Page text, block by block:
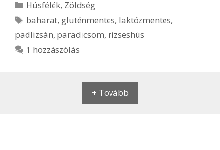
Kategória
Húsfélék, Zöldség
Címkék
baharat, gluténmentes, laktózmentes,
padlizsán, paradicsom, rizseshús
1 hozzászólás
+ Tovább